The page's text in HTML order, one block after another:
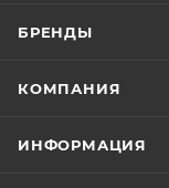
БРЕНДЫ
КОМПАНИЯ
ИНФОРМАЦИЯ